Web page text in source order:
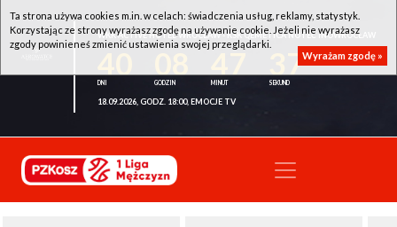
WKK ACTIVE HOTEL WROCŁAW - KSK QEMETICA NOTEĆ INOWROCŁAW
36
18.09.2026, GODZ. 18:00, EMOCJE TV
Ta strona używa cookies m.in. w celach: świadczenia usług, reklamy, statystyk.
Korzystając ze strony wyrażasz zgodę na używanie cookie. Jeżeli nie wyrażasz
zgody powinieneś zmienić ustawienia swojej przeglądarki.
Wyrażam zgodę »